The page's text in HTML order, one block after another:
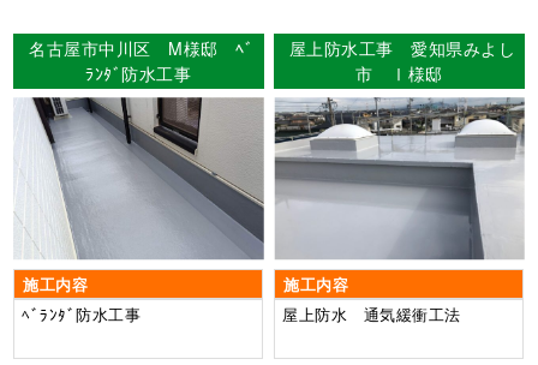
名古屋市中川区 M様邸 ﾍﾞ
ﾗﾝﾀﾞ防水工事
施工内容
ﾍﾞﾗﾝﾀﾞ防水工事
屋上防水工事 愛知県みよし
市 Ⅰ様邸
施工内容
屋上防水 通気緩衝工法